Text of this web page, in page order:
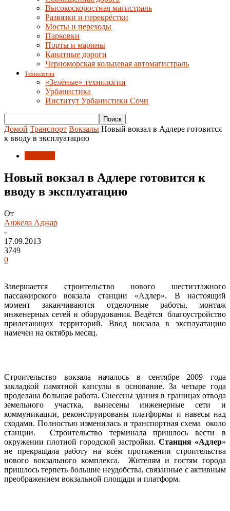
Высокоскоростная магистраль
Развязки и перекрёстки
Мосты и переходы
Парковки
Порты и марины
Канатные дороги
Черноморская кольцевая автомагистраль
Технологии
«Зелёные» технологии
Урбанистика
Институт Урбанистики Сочи
Домой Транспорт Вокзалы Новый вокзал в Адлере готовится
к вводу в эксплуатацию
Новый вокзал в Адлере готовится к
вводу в эксплуатацию
От
Анжела Аджар
-
17.09.2013
3749
0
Завершается строительство нового шестиэтажного
пассажирского вокзала станции «Адлер». В настоящий
момент заканчиваются отделочные работы, монтаж
инженерных сетей и оборудования. Ведётся благоустройство
прилегающих территорий. Ввод вокзала в эксплуатацию
намечен на октябрь месяц.
Строительство вокзала началось в сентябре 2009 года
закладкой памятной капсулы в основание. За четыре года
проделана большая работа. Снесены здания в границах отвода
земельного участка, вынесены инженерные сети и
коммуникации, реконструированы платформы и навесы над
сходами. Полностью изменилась и транспортная схема около
станции. Строительство терминала пришлось вести в
окружении плотной городской застройки.Станция «Адлер»
не прекращала работу на всём протяжении строительства
нового вокзального комплекса. Жителям и гостям города
пришлось терпеть большие неудобства, связанные с активным
преображением вокзальной площади и платформ.